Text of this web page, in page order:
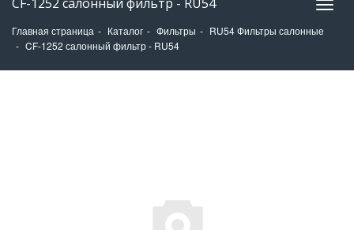
Главная страница Каталог Фильтры
RU54 Фильтры салонные
CF-1252 салонный фильтр - RU54